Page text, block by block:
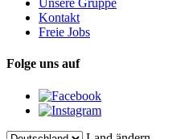
Unsere Gruppe
Kontakt
Freie Jobs
Folge uns auf